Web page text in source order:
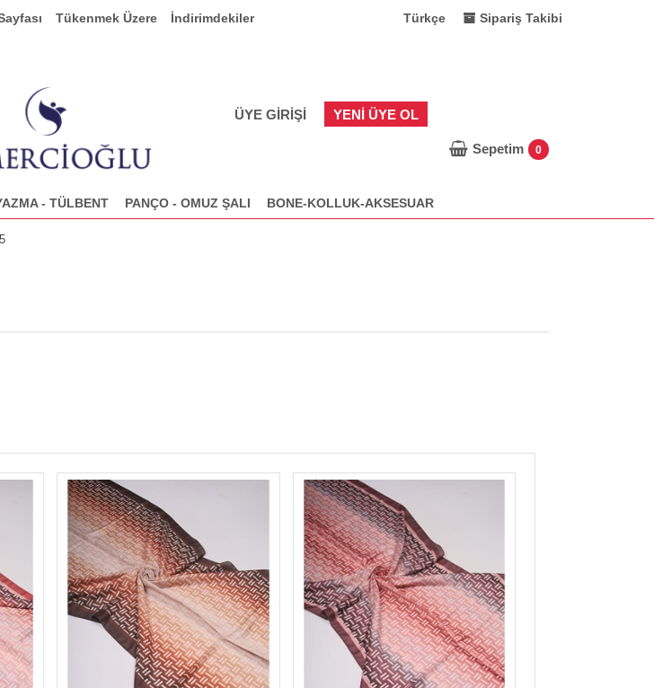
Tükenmek Üzere İndirimdekiler Sipariş Takibi
Türkçe
ÜYE GIRIŞI YENI ÜYE OL
Sepetim 0
- TÜLBENT PANÇO - OMUZ ŞALI BONE-KOLLUK-AKSESUAR